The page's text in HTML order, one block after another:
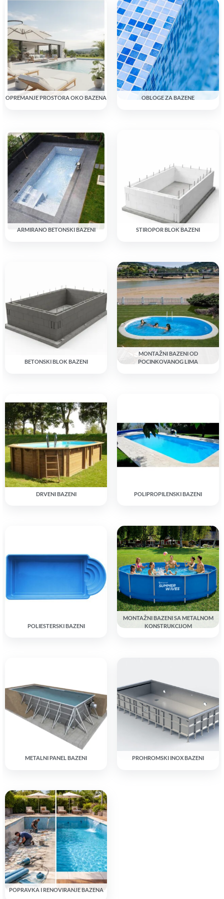
OPREMANJE PROSTORA OKO BAZENA OBLOGE ZA BAZENE
ARMIRANO BETONSKI BAZENI STIROPOR BLOK BAZENI
BETONSKI BLOK BAZENI
MONTAŽNI BAZENI OD
POCINKOVANOG LIMA
DRVENI BAZENI POLIPROPILENSKI BAZENI
POLIESTERSKI BAZENI
MONTAŽNI BAZENI SA METALNOM
KONSTRUKCIJOM
METALNI PANEL BAZENI PROHROMSKI INOX BAZENI
POPRAVKA I RENOVIRANJE BAZENA